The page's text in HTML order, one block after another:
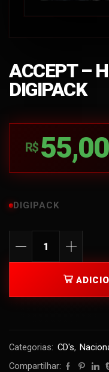
ACCEPT –
DIGIPACK
R$ 55,00
DIGIPACK
Categorias: CD's,
Compartilhar: